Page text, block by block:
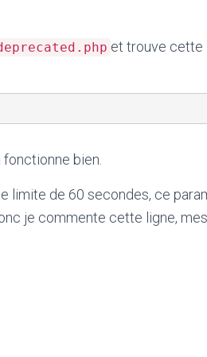
et trouve cette
bien.
limite de 60 secondes, ce
je commente cette ligne, mes